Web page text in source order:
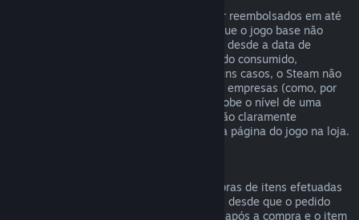
DLCs comprados na loja Steam podem ser reembolsados em até
14 dias após a data de compra, e desde que o jogo base não
tenha sido jogado por mais de duas horas desde a data de
compra do DLC, e que o DLC não tenha sido consumido,
modificado ou trocado. Nota que, em alguns casos, o Steam não
poderá reembolsar alguns DLCs de outras empresas (como, por
exemplo, um DLC que irreversivelmente sobe o nível de uma
personagem no jogo). Estas exceções serão claramente
apresentadas como não-reembolsáveis na página do jogo na loja.
O Steam oferecerá reembolsos para compras de itens efetuadas
dentro de jogos desenvolvidos pela Valve, desde que o pedido
seja efetuado num prazo de até 48 horas após a compra e o item